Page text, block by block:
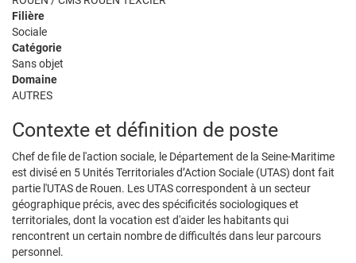
Filière
Sociale
Catégorie
Sans objet
Domaine
AUTRES
Contexte et définition de poste
Chef de file de l'action sociale, le Département de la Seine-Maritime
est divisé en 5 Unités Territoriales d’Action Sociale (UTAS) dont fait
partie l'UTAS de Rouen. Les UTAS correspondent à un secteur
géographique précis, avec des spécificités sociologiques et
territoriales, dont la vocation est d'aider les habitants qui
rencontrent un certain nombre de difficultés dans leur parcours
personnel.